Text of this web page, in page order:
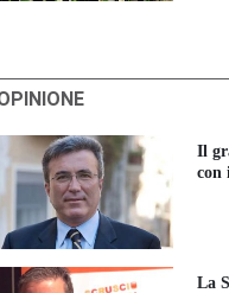
Il
con
La